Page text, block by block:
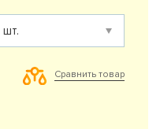
Сравнить товар